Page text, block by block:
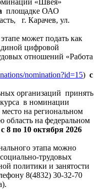
площадке ОАО
г. Карачев, ул.
может подать как
цифровой
отношений «Работа
nomination?id=15) с
организаций принять
в номинации
на региональном
область на федеральном
с 8 по 10 октября 2026
этапа можно
трудовых
политики и занятости
8(4832) 30-32-70